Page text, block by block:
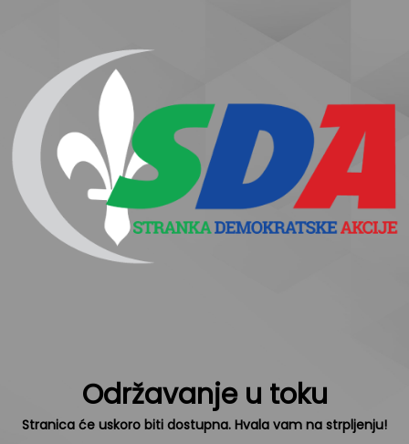
Održavanje u toku
Stranica će uskoro biti dostupna. Hvala vam na strpljenju!